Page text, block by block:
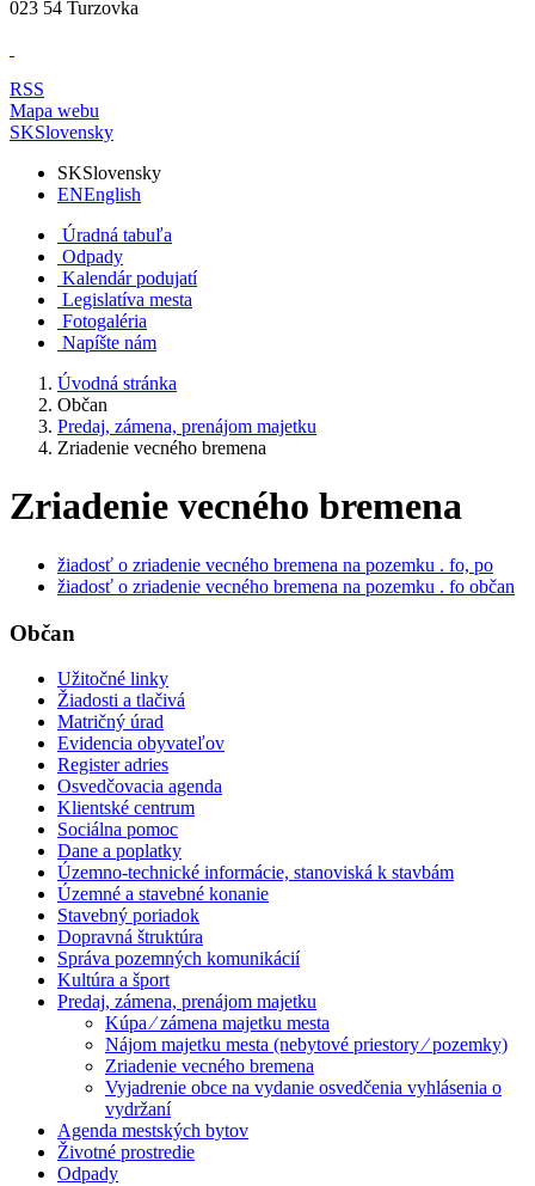
023 54 Turzovka
RSS
Mapa webu
SKSlovensky
SKSlovensky
ENEnglish
Úradná tabuľa
Odpady
Kalendár podujatí
Legislatíva mesta
Fotogaléria
Napíšte nám
Úvodná stránka
Občan
Predaj, zámena, prenájom majetku
Zriadenie vecného bremena
Zriadenie vecného bremena
žiadosť o zriadenie vecného bremena na pozemku . fo, po
žiadosť o zriadenie vecného bremena na pozemku . fo občan
Občan
Užitočné linky
Žiadosti a tlačivá
Matričný úrad
Evidencia obyvateľov
Register adries
Osvedčovacia agenda
Klientské centrum
Sociálna pomoc
Dane a poplatky
Územno-technické informácie, stanoviská k stavbám
Územné a stavebné konanie
Stavebný poriadok
Dopravná štruktúra
Správa pozemných komunikácií
Kultúra a šport
Predaj, zámena, prenájom majetku
Kúpa ⁄ zámena majetku mesta
Nájom majetku mesta (nebytové priestory ⁄ pozemky)
Zriadenie vecného bremena
Vyjadrenie obce na vydanie osvedčenia vyhlásenia o
vydržaní
Agenda mestských bytov
Životné prostredie
Odpady